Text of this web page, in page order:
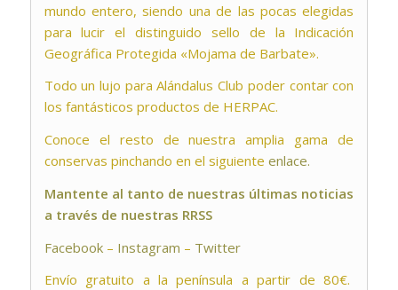
mundo entero, siendo una de las pocas elegidas
para lucir el distinguido sello de la Indicación
Geográfica Protegida «Mojama de Barbate».
Todo un lujo para Alándalus Club poder contar con
los fantásticos productos de HERPAC.
Conoce el resto de nuestra amplia gama de
conservas pinchando en el siguiente enlace.
Mantente al tanto de nuestras últimas noticias
a través de nuestras RRSS
Facebook– Instagram – Twitter
Envío gratuito a la península a partir de 80€.